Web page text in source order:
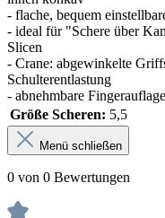
- flache, bequem
- ideal für "Schere über
Slicen
- Crane: abgewinkelte
Schulterentlastung
- abnehmbare Fingerauflage
Größe Scheren: 5,5
Menü schließen
0 von 0 Bewertungen